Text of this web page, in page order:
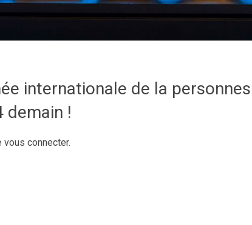
internationale de la personnes
demain !
connecter.